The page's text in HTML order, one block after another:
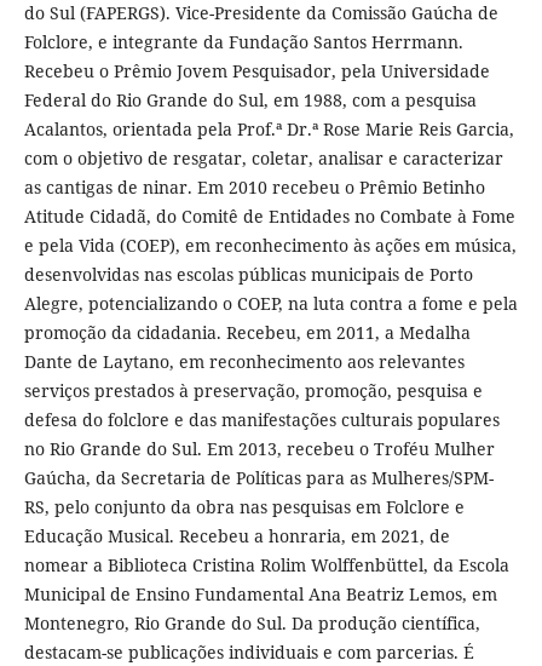
do Sul (FAPERGS). Vice-Presidente da Comissão Gaúcha de
Folclore, e integrante da Fundação Santos Herrmann.
Recebeu o Prêmio Jovem Pesquisador, pela Universidade
Federal do Rio Grande do Sul, em 1988, com a pesquisa
Acalantos, orientada pela Prof.ª Dr.ª Rose Marie Reis Garcia,
com o objetivo de resgatar, coletar, analisar e caracterizar
as cantigas de ninar. Em 2010 recebeu o Prêmio Betinho
Atitude Cidadã, do Comitê de Entidades no Combate à Fome
e pela Vida (COEP), em reconhecimento às ações em música,
desenvolvidas nas escolas públicas municipais de Porto
Alegre, potencializando o COEP, na luta contra a fome e pela
promoção da cidadania. Recebeu, em 2011, a Medalha
Dante de Laytano, em reconhecimento aos relevantes
serviços prestados à preservação, promoção, pesquisa e
defesa do folclore e das manifestações culturais populares
no Rio Grande do Sul. Em 2013, recebeu o Troféu Mulher
Gaúcha, da Secretaria de Políticas para as Mulheres/SPM-
RS, pelo conjunto da obra nas pesquisas em Folclore e
Educação Musical. Recebeu a honraria, em 2021, de
nomear a Biblioteca Cristina Rolim Wolffenbüttel, da Escola
Municipal de Ensino Fundamental Ana Beatriz Lemos, em
Montenegro, Rio Grande do Sul. Da produção científica,
destacam-se publicações individuais e com parcerias. É